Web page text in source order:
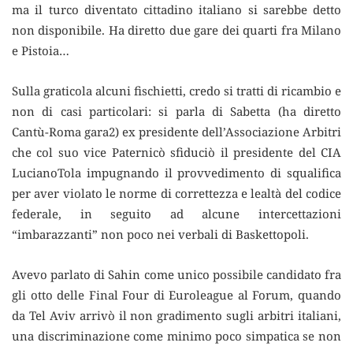
ma il turco diventato cittadino italiano si sarebbe detto
non disponibile. Ha diretto due gare dei quarti fra Milano
e Pistoia…
Sulla graticola alcuni fischietti, credo si tratti di ricambio e
non di casi particolari: si parla di Sabetta (ha diretto
Cantù-Roma gara2) ex presidente dell’Associazione Arbitri
che col suo vice Paternicò sfiduciò il presidente del CIA
LucianoTola impugnando il provvedimento di squalifica
per aver violato le norme di correttezza e lealtà del codice
federale, in seguito ad alcune intercettazioni
“imbarazzanti” non poco nei verbali di Baskettopoli.
Avevo parlato di Sahin come unico possibile candidato fra
gli otto delle Final Four di Euroleague al Forum, quando
da Tel Aviv arrivò il non gradimento sugli arbitri italiani,
una discriminazione come minimo poco simpatica se non